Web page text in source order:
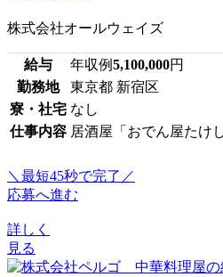
株式会社オールウェイズ
給与 年収例5,100,000円
勤務地
東京都 新宿区
寮・社宅 なし
仕事内容 居酒屋「おでん屋たけ
＼最短45秒で完了／
応募へ進む
詳しく
見る